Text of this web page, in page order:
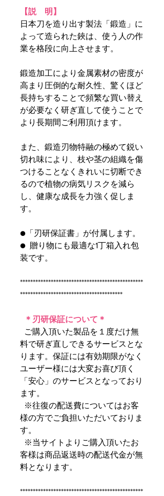
【説 明】
日本刀を造り出す製法「鍛造」に
よって造られた鋏は、使う人の作
業を格段に向上させます。
鍛造加工により金属素材の密度が
高まり圧倒的な耐久性、驚くほど
長持ちすることで頻繁な買い替え
が必要なく研ぎ直して使うことで
より長期間ご利用頂けます。
また、鍛造刃物特融の極めて鋭い
切れ味により、枝や茎の組織を傷
つけることなくきれいに切断でき
るので植物の病気リスクを減ら
し、健康な成長を力強く促しま
す。
●「刃研保証書」が付属します。
● 贈り物にも最適な1丁箱入れ包
装です。
************************************************
****************************************
＊刃研保証について＊
ご購入頂いた製品を１度だけ無
料で研ぎ直しできるサービスとな
ります。保証には有効期限がなく
ユーザー様には大変お喜び頂く
「安心」のサービスとなっており
ます。
※往復の配送費についてはお客
様の方でご負担いただいておりま
す。
※当サイトよりご購入頂いたお
客様は商品返送時の配送代金が無
料となります。
************************************************